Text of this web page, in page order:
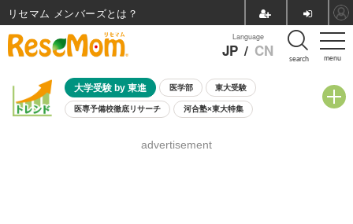
menu
Language
JP / CN search
大学受験 by 東進 医学部 東大受験
医専予備校徹底リサーチ 河合塾×東大特集
8月開催学校説明会・相談会
advertisement
リセマム メンバーズ